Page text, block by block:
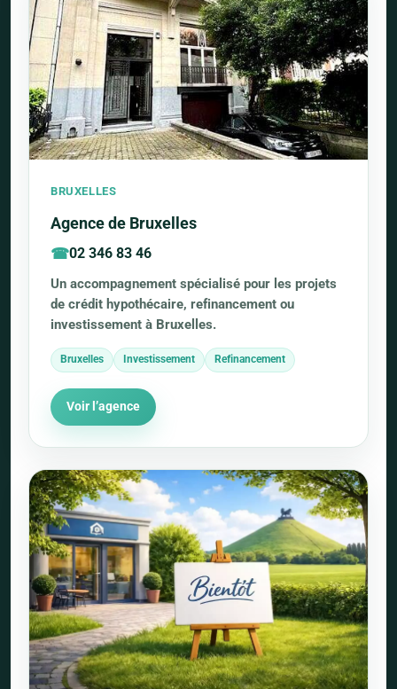
BRUXELLES
Agence de Bruxelles
02 346 83 46
Un accompagnement spécialisé pour les projets
de crédit hypothécaire, refinancement ou
investissement à Bruxelles.
Bruxelles Investissement Refinancement
Voir l’agence